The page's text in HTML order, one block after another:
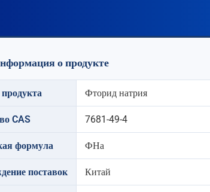
о продукте
Фторид натрия
CAS 7681-49-4
формула ФНа
поставок Китай